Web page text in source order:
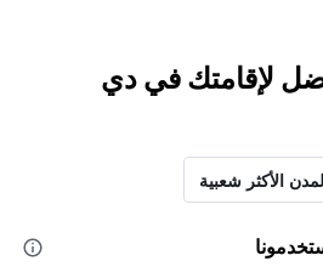
لإقامتك في دي
الأكثر شعبية